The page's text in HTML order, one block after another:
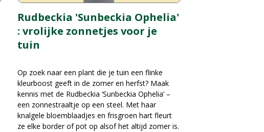
Rudbeckia 'Sunbeckia Ophelia'
: vrolijke zonnetjes voor je
tuin
Op zoek naar een plant die je tuin een flinke
kleurboost geeft in de zomer en herfst? Maak
kennis met de Rudbeckia ‘Sunbeckia Ophelia’ –
een zonnestraaltje op een steel. Met haar
knalgele bloemblaadjes en frisgroen hart fleurt
ze elke border of pot op alsof het altijd zomer is.